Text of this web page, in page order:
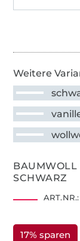
Weitere
BAUMWOLL
SCHWARZ
ART.NR.:
17% sparen